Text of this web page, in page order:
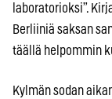
laboratorioksi”.
Berliiniä saksan
täällä helpommin
Kylmän sodan